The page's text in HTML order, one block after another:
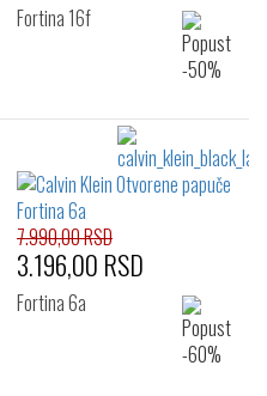
Fortina 16f
7.990,00 RSD
3.196,00 RSD
Fortina 6a